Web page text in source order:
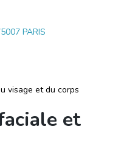
PARIS
visage et du corps
et